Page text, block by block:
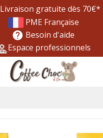
Livraison gratuite dès 70€*
PME Française
help Besoin d'aide
Espace professionnels